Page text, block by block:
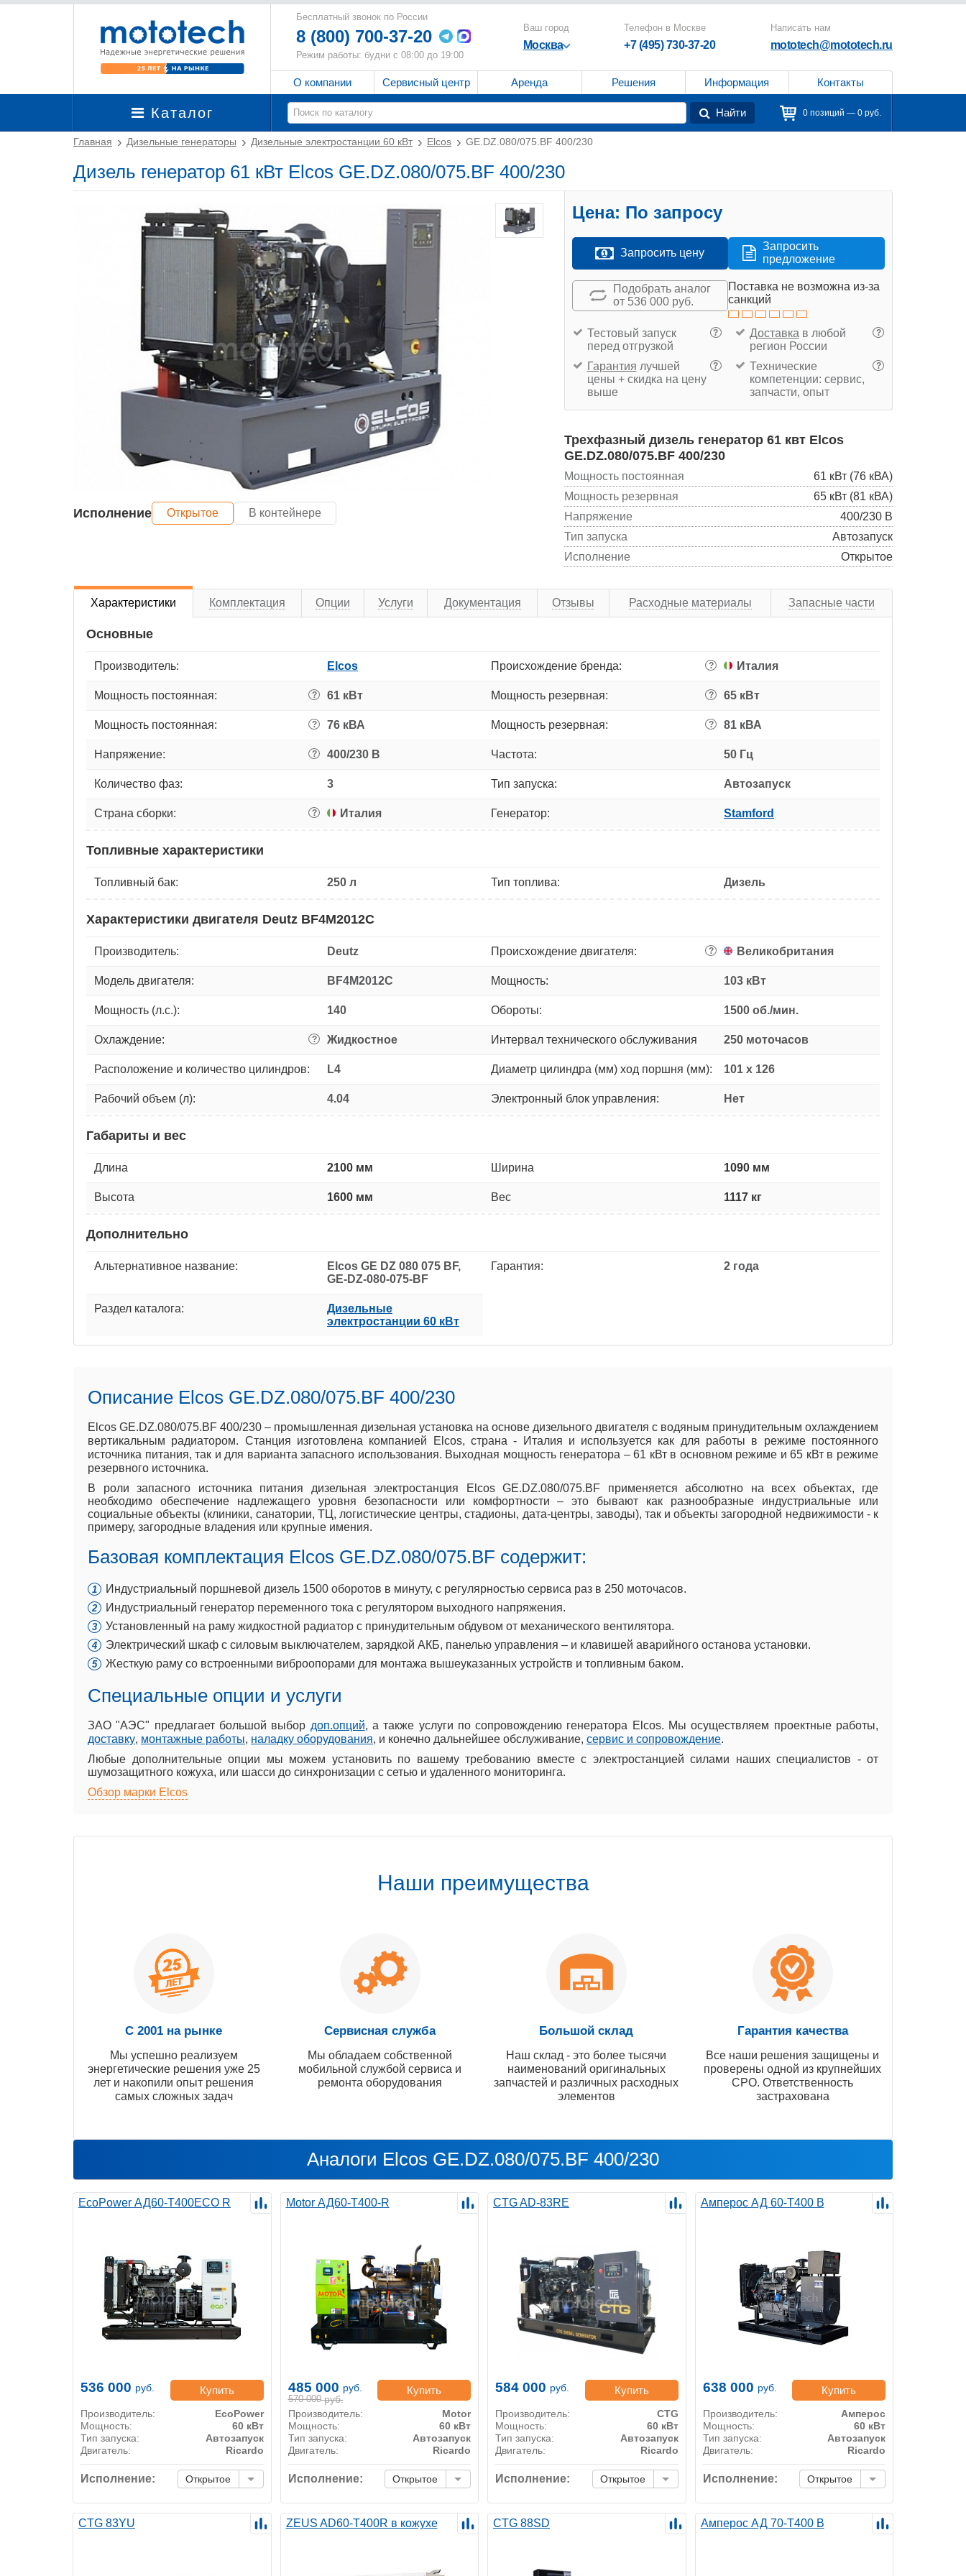
Бесплатный звонок по России
8 (800) 700-37-20
Режим работы: будни с 08:00 до 19:00
Ваш город
Москва
Телефон в Москве
+7 (495) 730-37-20
Написать нам
mototech@mototech.ru
О компании Сервисный центр Аренда Решения Информация Контакты
Каталог Найти 0 позиций — 0 руб.
Главная Дизельные генераторы Дизельные электростанции 60 кВт Elcos GE.DZ.080/075.BF 400/230
Дизель генератор 61 кВт Elcos GE.DZ.080/075.BF 400/230
Исполнение Открытое В контейнере
Цена: По запросу
Запросить цену
Запросить
предложение
Подобрать аналог
от 536 000 руб.
Поставка не возможна из-за
санкций
?
Тестовый запуск
перед отгрузкой
?
Доставка в любой
регион России
?
Гарантия лучшей
цены + скидка на цену
выше
?
Технические
компетенции: сервис,
запчасти, опыт
Трехфазный дизель генератор 61 квт Elcos
GE.DZ.080/075.BF 400/230
Мощность постоянная
61 кВт (76 кВА)
Мощность резервная
65 кВт (81 кВА)
Напряжение
400/230 В
Тип запуска
Автозапуск
Исполнение
Открытое
Характеристики Комплектация Опции Услуги Документация Отзывы Расходные материалы Запасные части
Основные
Производитель: Elcos Происхождение бренда: ? Италия
Мощность постоянная: ? 61 кВт Мощность резервная: ? 65 кВт
Мощность постоянная: ? 76 кВА Мощность резервная: ? 81 кВА
Напряжение: ? 400/230 В Частота: 50 Гц
Количество фаз: 3 Тип запуска: Автозапуск
Страна сборки: ? Италия Генератор: Stamford
Топливные характеристики
Топливный бак: 250 л Тип топлива: Дизель
Характеристики двигателя Deutz BF4M2012C
Производитель: Deutz Происхождение двигателя: ? Великобритания
Модель двигателя: BF4M2012C Мощность: 103 кВт
Мощность (л.с.): 140 Обороты: 1500 об./мин.
Охлаждение: ? Жидкостное Интервал технического обслуживания 250 моточасов
Расположение и количество цилиндров: L4 Диаметр цилиндра (мм) ход поршня (мм): 101 x 126
Рабочий объем (л): 4.04 Электронный блок управления: Нет
Габариты и вес
Длина 2100 мм Ширина 1090 мм
Высота 1600 мм Вес 1117 кг
Дополнительно
Альтернативное название:
Elcos GE DZ 080 075 BF,
GE-DZ-080-075-BF
Гарантия: 2 года
Раздел каталога:
Дизельные
электростанции 60 кВт
Описание Elcos GE.DZ.080/075.BF 400/230
Elcos GE.DZ.080/075.BF 400/230 – промышленная дизельная установка на основе дизельного двигателя с водяным принудительным охлаждением
вертикальным радиатором. Станция изготовлена компанией Elcos, страна - Италия и используется как для работы в режиме постоянного
источника питания, так и для варианта запасного использования. Выходная мощность генератора – 61 кВт в основном режиме и 65 кВт в режиме
резервного источника.
В роли запасного источника питания дизельная электростанция Elcos GE.DZ.080/075.BF применяется абсолютно на всех объектах, где
необходимо обеспечение надлежащего уровня безопасности или комфортности – это бывают как разнообразные индустриальные или
социальные объекты (клиники, санатории, ТЦ, логистические центры, стадионы, дата-центры, заводы), так и объекты загородной недвижимости - к
примеру, загородные владения или крупные имения.
Базовая комплектация Elcos GE.DZ.080/075.BF содержит:
Индустриальный поршневой дизель 1500 оборотов в минуту, с регулярностью сервиса раз в 250 моточасов.
Индустриальный генератор переменного тока с регулятором выходного напряжения.
Установленный на раму жидкостной радиатор с принудительным обдувом от механического вентилятора.
Электрический шкаф с силовым выключателем, зарядкой АКБ, панелью управления – и клавишей аварийного останова установки.
Жесткую раму со встроенными виброопорами для монтажа вышеуказанных устройств и топливным баком.
Специальные опции и услуги
ЗАО "АЭС" предлагает большой выбор доп.опций, а также услуги по сопровождению генератора Elcos. Мы осуществляем проектные работы,
доставку, монтажные работы, наладку оборудования, и конечно дальнейшее обслуживание, сервис и сопровождение.
Любые дополнительные опции мы можем установить по вашему требованию вместе с электростанцией силами наших специалистов - от
шумозащитного кожуха, или шасси до синхронизации с сетью и удаленного мониторинга.
Обзор марки Elcos
Наши преимущества
С 2001 на рынке
Мы успешно реализуем
энергетические решения уже 25
лет и накопили опыт решения
самых сложных задач
Сервисная служба
Мы обладаем собственной
мобильной службой сервиса и
ремонта оборудования
Большой склад
Наш склад - это более тысячи
наименований оригинальных
запчастей и различных расходных
элементов
Гарантия качества
Все наши решения защищены и
проверены одной из крупнейших
СРО. Ответственность
застрахована
Аналоги Elcos GE.DZ.080/075.BF 400/230
EcoPower АД60-T400ECO R
536 000 руб. Купить
Производитель:
EcoPower
Мощность:
60 кВт
Тип запуска:
Автозапуск
Двигатель:
Ricardo
Исполнение: Открытое
Motor АД60-Т400-R
570 000 руб.
485 000 руб. Купить
Производитель:
Motor
Мощность:
60 кВт
Тип запуска:
Автозапуск
Двигатель:
Ricardo
Исполнение: Открытое
CTG AD-83RE
584 000 руб. Купить
Производитель:
CTG
Мощность:
60 кВт
Тип запуска:
Автозапуск
Двигатель:
Ricardo
Исполнение: Открытое
Амперос АД 60-Т400 B
638 000 руб. Купить
Производитель:
Амперос
Мощность:
60 кВт
Тип запуска:
Автозапуск
Двигатель:
Ricardo
Исполнение: Открытое
CTG 83YU ZEUS AD60-T400R в кожухе CTG 88SD Амперос АД 70-Т400 B